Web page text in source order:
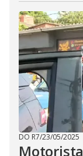
DO R7/23/05/2025